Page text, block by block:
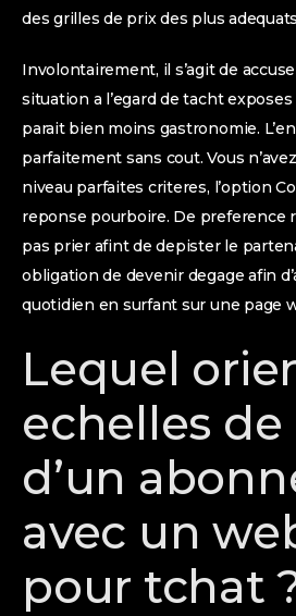
des grilles de prix des plus
Involontairement, il s’agit de
situation a l’egard de tacht
parait bien moins gastronomie.
parfaitement sans cout. Vous
niveau parfaites criteres, l’option
reponse pourboire. De preference
pas prier afint de depister le
obligation de devenir degage afin
quotidien en surfant sur une page
Lequel
echelles de
d’un
avec un
pour tchat